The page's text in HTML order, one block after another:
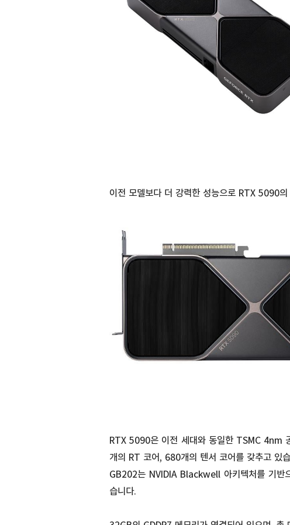
이전 모델보다 더 강력한 성능으로 RTX 5090
RTX 5090은 이전 세대와 동일한 TSMC 4nm
개의 RT 코어, 680개의 텐서 코어를 갖추고 있
GB202는 NVIDIA Blackwell 아키텍처를 기반
습니다.